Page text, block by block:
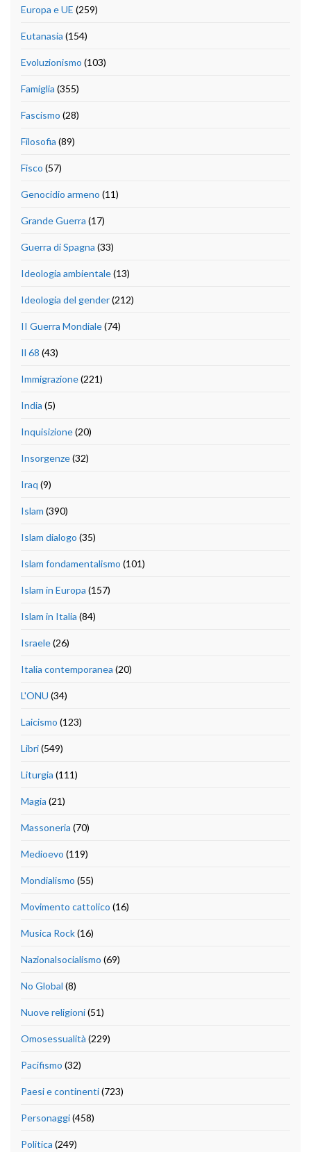
Europa e UE (259)
Eutanasia (154)
Evoluzionismo (103)
Famiglia (355)
Fascismo (28)
Filosofia (89)
Fisco (57)
Genocidio armeno (11)
Grande Guerra (17)
Guerra di Spagna (33)
Ideologia ambientale(13)
Ideologia del gender(212)
II Guerra Mondiale(74)
Il 68 (43)
Immigrazione(221)
India (5)
Inquisizione(20)
Insorgenze(32)
Iraq (9)
Islam (390)
Islam dialogo (35)
Islam fondamentalismo (101)
Islam in Europa (157)
Islam in Italia (84)
Israele(26)
Italia contemporanea (20)
L'ONU (34)
Laicismo (123)
Libri(549)
Liturgia (111)
Magia (21)
Massoneria (70)
Medioevo (119)
Mondialismo (55)
Movimento cattolico (16)
Musica Rock(16)
Nazionalsocialismo (69)
No Global (8)
Nuove religioni(51)
Omosessualità (229)
Pacifismo (32)
Paesi e continenti(723)
Personaggi(458)
Politica (249)